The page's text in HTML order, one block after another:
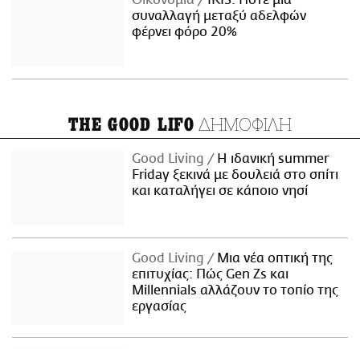
συναλλαγή μεταξύ αδελφών
φέρνει φόρο 20%
THE GOOD LIFO ΔΗΜΟΦΙΛΗ
Good Living
Η ιδανική summer
Friday ξεκινά με δουλειά στο σπίτι
και καταλήγει σε κάποιο νησί
Good Living
Μια νέα οπτική της
επιτυχίας: Πώς Gen Zs και
Millennials αλλάζουν το τοπίο της
εργασίας